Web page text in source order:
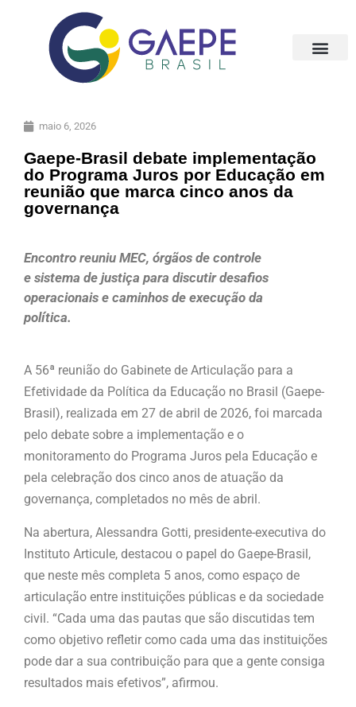
maio 6, 2026
Gaepe-Brasil debate implementação
do Programa Juros por Educação em
reunião que marca cinco anos da
governança
Encontro reuniu MEC, órgãos de controle
e sistema de justiça para discutir desafios
operacionais e caminhos de execução da
política.
A 56ª reunião do Gabinete de Articulação para a
Efetividade da Política da Educação no Brasil (Gaepe-
Brasil), realizada em 27 de abril de 2026, foi marcada
pelo debate sobre a implementação e o
monitoramento do Programa Juros pela Educação e
pela celebração dos cinco anos de atuação da
governança, completados no mês de abril.
Na abertura, Alessandra Gotti, presidente-executiva do
Instituto Articule, destacou o papel do Gaepe-Brasil,
que neste mês completa 5 anos, como espaço de
articulação entre instituições públicas e da sociedade
civil. “Cada uma das pautas que são discutidas tem
como objetivo refletir como cada uma das instituições
pode dar a sua contribuição para que a gente consiga
resultados mais efetivos”, afirmou.